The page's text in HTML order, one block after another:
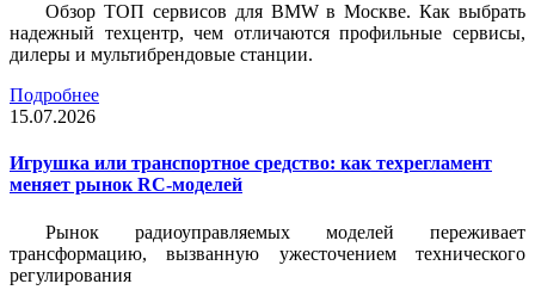
Обзор ТОП сервисов для BMW в Москве. Как выбрать
надежный техцентр, чем отличаются профильные сервисы,
дилеры и мультибрендовые станции.
Подробнее
15.07.2026
Игрушка или транспортное средство: как техрегламент
меняет рынок RC-моделей
Рынок радиоуправляемых моделей переживает
трансформацию, вызванную ужесточением технического
регулирования